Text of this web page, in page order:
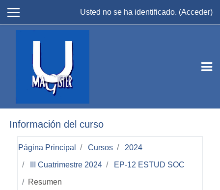
Usted no se ha identificado. (Acceder)
Información del curso
Página Principal Cursos 2024
III Cuatrimestre 2024 EP-12 ESTUD SOC
Resumen